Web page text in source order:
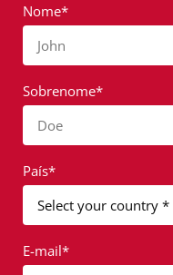
Nome*
John
Sobrenome*
Doe
País*
E-mail*